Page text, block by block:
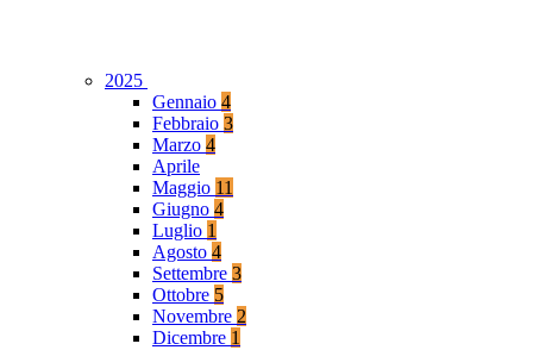
2025
Gennaio 4
Febbraio 3
Marzo 4
Aprile
Maggio 11
Giugno 4
Luglio 1
Agosto 4
Settembre 3
Ottobre 5
Novembre 2
Dicembre 1